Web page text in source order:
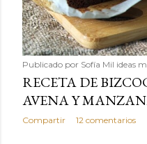
Publicado por Sofía Mil ideas
RECETA DE
AVENA Y
Compartir 12 comentarios